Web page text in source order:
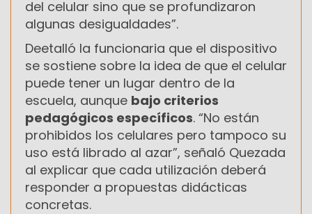
del celular sino que se profundizaron
algunas desigualdades”.
Deetalló la funcionaria que el dispositivo
se sostiene sobre la idea de que el celular
puede tener un lugar dentro de la
escuela, aunque bajo criterios
pedagógicos específicos. “No están
prohibidos los celulares pero tampoco su
uso está librado al azar”, señaló Quezada
al explicar que cada utilización deberá
responder a propuestas didácticas
concretas.